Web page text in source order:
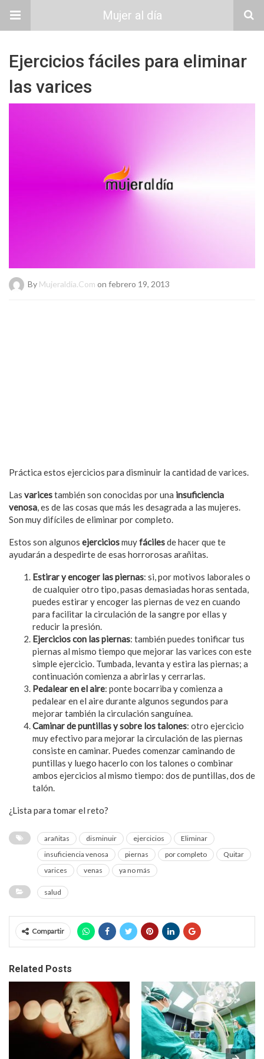
Mujer al día
Ejercicios fáciles para eliminar
las varices
By Mujeraldia.com on febrero 19, 2013
Práctica estos ejercicios para disminuir la cantidad de varices.
Las varicestambién son conocidas por una insuficiencia
venosa, es de las cosas que más les desagrada a las mujeres.
Son muy difíciles de eliminar por completo.
Estos son algunos ejerciciosmuyfácilesde hacer que te
ayudarán a despedirte de esas horrorosas arañitas.
Estirar y encoger las piernas: si, por motivos laborales o
de cualquier otro tipo, pasas demasiadas horas sentada,
puedes estirar y encoger las piernas de vez en cuando
para facilitar la circulación de la sangre por ellas y
reducir la presión.
Ejercicios con las piernas: también puedes tonificar tus
piernas al mismo tiempo que mejorar las varices con este
simple ejercicio. Tumbada, levanta y estira las piernas; a
continuación comienza a abrirlas y cerrarlas.
Pedalear en el aire: ponte bocarriba y comienza a
pedalear en el aire durante algunos segundos para
mejorar también la circulación sanguínea.
Caminar de puntillas y sobre los talones: otro ejercicio
muy efectivo para mejorar la circulación de las piernas
consiste en caminar. Puedes comenzar caminando de
puntillas y luego hacerlo con los talones o combinar
ambos ejercicios al mismo tiempo: dos de puntillas, dos de
talón.
¿Lista para tomar el reto?
arañitas disminuir ejercicios
Eliminar
insuficiencia venosa
piernas por completo
Quitar
varices
venas ya no más
salud
Compartir
Related Posts